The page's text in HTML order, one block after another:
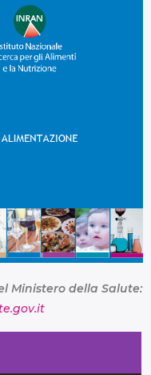
Ministero della Salute: